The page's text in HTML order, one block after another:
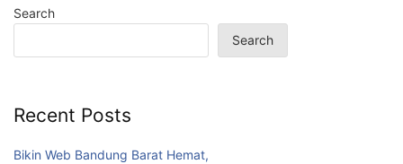
Search
Search
Recent Posts
Bikin Web Bandung Barat Hemat,